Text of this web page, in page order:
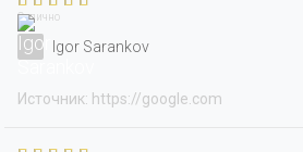
Отлично
Igor Sarankov
Источник: https://google.com